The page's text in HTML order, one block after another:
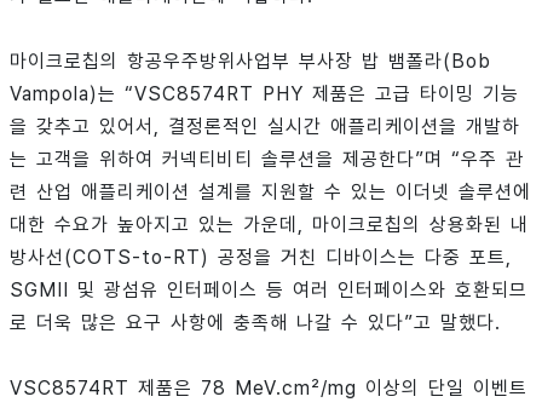
마이크로칩의 항공우주방위사업부 부사장 밥 뱀폴라(Bob
Vampola)는 “VSC8574RT PHY 제품은 고급 타이밍 기능
을 갖추고 있어서, 결정론적인 실시간 애플리케이션을 개발하
는 고객을 위하여 커넥티비티 솔루션을 제공한다”며 “우주 관
련 산업 애플리케이션 설계를 지원할 수 있는 이더넷 솔루션에
대한 수요가 높아지고 있는 가운데, 마이크로칩의 상용화된 내
방사선(COTS-to-RT) 공정을 거친 디바이스는 다중 포트,
SGMII 및 광섬유 인터페이스 등 여러 인터페이스와 호환되므
로 더욱 많은 요구 사항에 충족해 나갈 수 있다”고 말했다.
VSC8574RT 제품은 78 MeV.cm²/mg 이상의 단일 이벤트